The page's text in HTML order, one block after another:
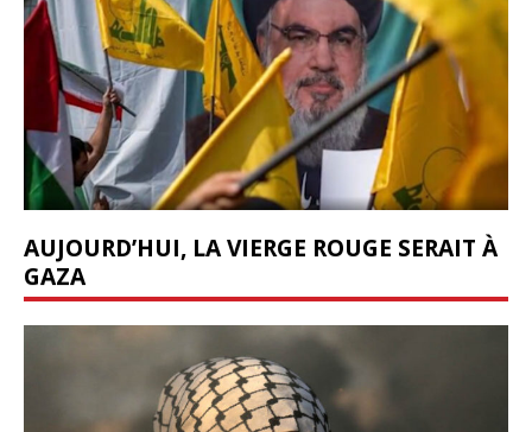
AUJOURD’HUI, LA VIERGE ROUGE SERAIT À
GAZA